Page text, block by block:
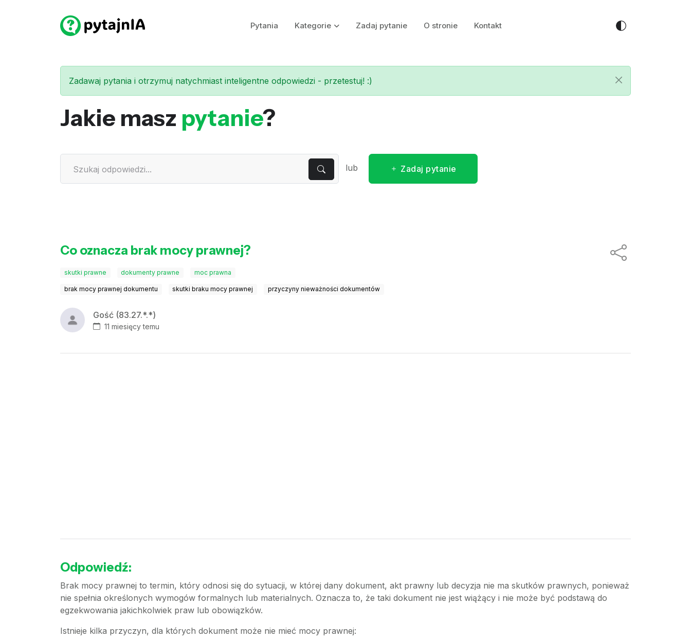
Pytania Kategorie Zadaj pytanie O stronie Kontakt
Zadawaj pytania i otrzymuj natychmiast inteligentne odpowiedzi - przetestuj! :)
Jakie masz pytanie?
lub Zadaj pytanie
Co oznacza brak mocy prawnej?
skutki prawne dokumenty prawne moc prawna
brak mocy prawnej dokumentu skutki braku mocy prawnej przyczyny nieważności dokumentów
Gość (83.27.*.*)
11 miesięcy temu
Odpowiedź:
Brak mocy prawnej to termin, który odnosi się do sytuacji, w której dany dokument, akt prawny lub decyzja nie ma skutków prawnych, ponieważ
nie spełnia określonych wymogów formalnych lub materialnych. Oznacza to, że taki dokument nie jest wiążący i nie może być podstawą do
egzekwowania jakichkolwiek praw lub obowiązków.
Istnieje kilka przyczyn, dla których dokument może nie mieć mocy prawnej: